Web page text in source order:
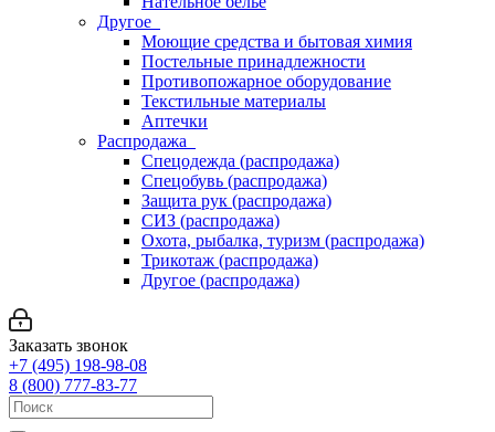
Другое
Моющие средства и бытовая химия
Постельные принадлежности
Противопожарное оборудование
Текстильные материалы
Аптечки
Распродажа
Спецодежда (распродажа)
Спецобувь (распродажа)
Защита рук (распродажа)
СИЗ (распродажа)
Охота, рыбалка, туризм (распродажа)
Трикотаж (распродажа)
Другое (распродажа)
Заказать звонок
+7 (495) 198-98-08
8 (800) 777-83-77